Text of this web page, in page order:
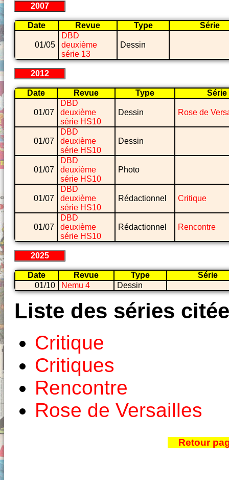
2007
Date Revue Type Série
01/05
DBD
deuxième
série 13
Dessin
2012
Date Revue Type Série
01/07
DBD
deuxième
série HS10
Dessin Rose de
01/07
DBD
deuxième
série HS10
Dessin
01/07
DBD
deuxième
série HS10
Photo
01/07
DBD
deuxième
série HS10
Rédactionnel Critique
01/07
DBD
deuxième
série HS10
Rédactionnel Rencontre
2025
Date Revue Type
Série
01/10
Nemu 4 Dessin
Liste des séries
Critique
Critiques
Rencontre
Rose de Versailles
Retour